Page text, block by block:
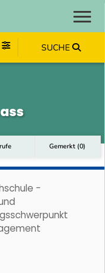
SUCHE
Gemerkt (0)
-